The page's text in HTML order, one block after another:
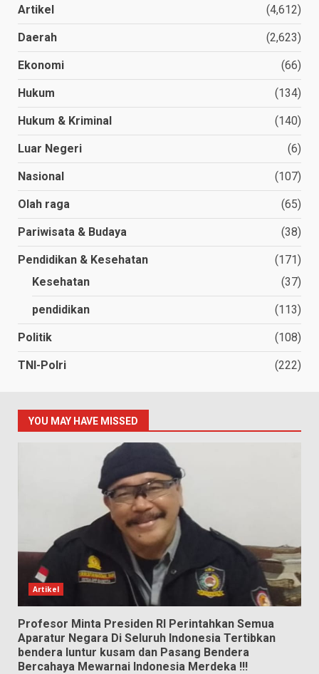
Artikel (4,612)
Daerah (2,623)
Ekonomi (66)
Hukum (134)
Hukum & Kriminal (140)
Luar Negeri (6)
Nasional (107)
Olah raga (65)
Pariwisata & Budaya (38)
Pendidikan & Kesehatan
(171)
Kesehatan
(37)
pendidikan (113)
Politik (108)
TNI-Polri (222)
YOU MAY HAVE MISSED
Artikel
Profesor Minta Presiden RI Perintahkan Semua
Aparatur Negara Di Seluruh Indonesia Tertibkan
bendera luntur kusam dan Pasang Bendera
Bercahaya Mewarnai Indonesia Merdeka !!!